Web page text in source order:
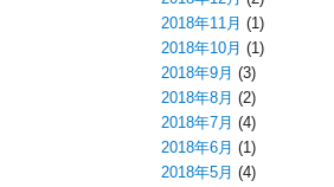
2018年11月 (1)
2018年10月 (1)
2018年9月 (3)
2018年8月 (2)
2018年7月 (4)
2018年6月 (1)
2018年5月 (4)